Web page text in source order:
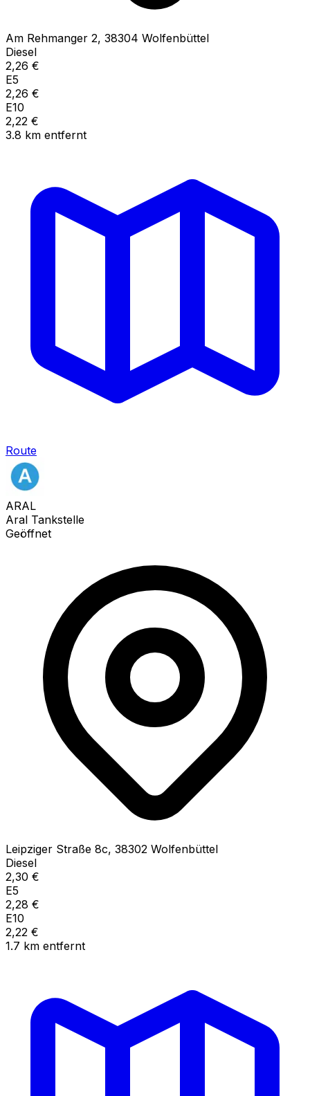
Am Rehmanger 2, 38304 Wolfenbüttel
Diesel
2,26 €
E5
2,26 €
E10
2,22 €
3.8 km entfernt
Route
ARAL
Aral Tankstelle
Geöffnet
Leipziger Straße 8c, 38302 Wolfenbüttel
Diesel
2,30 €
E5
2,28 €
E10
2,22 €
1.7 km entfernt